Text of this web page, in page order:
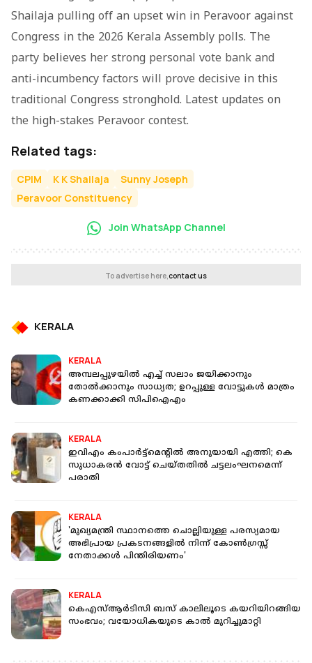
Shailaja pulling off an upset win in Peravoor against
Congress in the 2026 Kerala Assembly polls. The
party believes her strong personal vote bank and
anti-incumbency factors will prove decisive in this
traditional Congress stronghold. Latest updates on
the high-stakes Peravoor contest.
Related tags:
CPIM K K Shailaja
Sunny Joseph
Peravoor Constituency
Join WhatsApp Channel
To advertise here,contact us
KERALA
KERALA
അമ്പലപ്പുഴയില്‍ എച്ച് സലാം ജയിക്കാനും
തോല്‍ക്കാനും സാധ്യത; ഉറപ്പുള്ള വോട്ടുകൾ മാത്രം
കണക്കാക്കി സിപിഐഎം
KERALA
ഇവിഎം കംപാര്‍ട്ട്‌മെന്റില്‍ അനുയായി എത്തി; കെ
സുധാകരന്‍ വോട്ട് ചെയ്തതില്‍ ചട്ടലംഘനമെന്ന്
പരാതി
KERALA
'മുഖ്യമന്ത്രി സ്ഥാനത്തെ ചൊല്ലിയുള്ള പരസ്യമായ
അഭിപ്രായ പ്രകടനങ്ങളിൽ നിന്ന് കോൺഗ്രസ്സ്
നേതാക്കൾ പിന്തിരിയണം'
KERALA
കെഎസ്ആര്‍ടിസി ബസ് കാലിലൂടെ കയറിയിറങ്ങിയ
സംഭവം; വയോധികയുടെ കാല്‍ മുറിച്ചുമാറ്റി